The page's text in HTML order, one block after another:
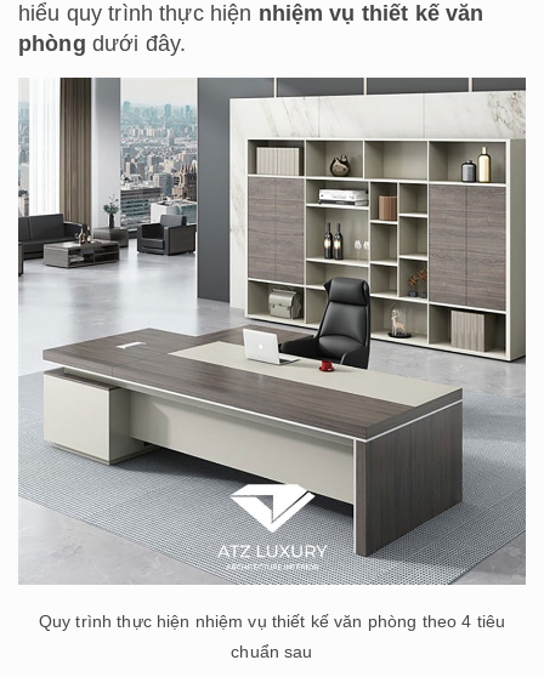
hiểu quy trình thực hiện nhiệm vụ thiết kế văn
phòng dưới đây.
Quy trình thực hiện nhiệm vụ thiết kế văn phòng theo 4 tiêu
chuẩn sau